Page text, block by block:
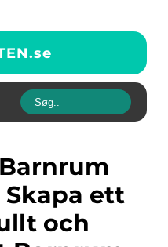
se
ett
och